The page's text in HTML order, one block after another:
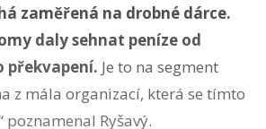
zaměřená na drobné dárce.
daly sehnat peníze od
překvapení. Je to na segment
z mála organizací, která se tímto
Ryšavý.